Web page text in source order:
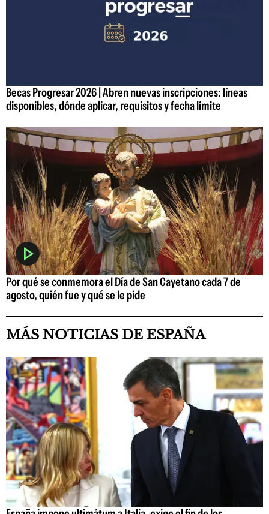
Becas Progresar 2026 | Abren nuevas inscripciones: líneas
disponibles, dónde aplicar, requisitos y fecha límite
Por qué se conmemora el Día de San Cayetano cada 7 de
agosto, quién fue y qué se le pide
MÁS NOTICIAS DE ESPAÑA